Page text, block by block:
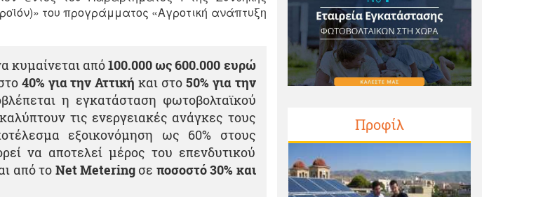
του προγράμματος «Αγροτική ανάπτυξη
κυμαίνεται από100.000 ως 600.000 ευρώ
40% για την Αττική και στο 50% για την
η εγκατάσταση φωτοβολταϊκού
τις ενεργειακές ανάγκες τους
εξοικονόμηση ως 60% στους
να αποτελεί μέρος του επενδυτικού
από το NetMetering σε ποσοστό 30% και
Προφίλ